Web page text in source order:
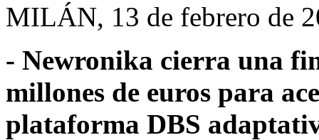
MILÁN, 13 de febrero de
- Newronika cierra una
millones de euros para
plataforma DBS